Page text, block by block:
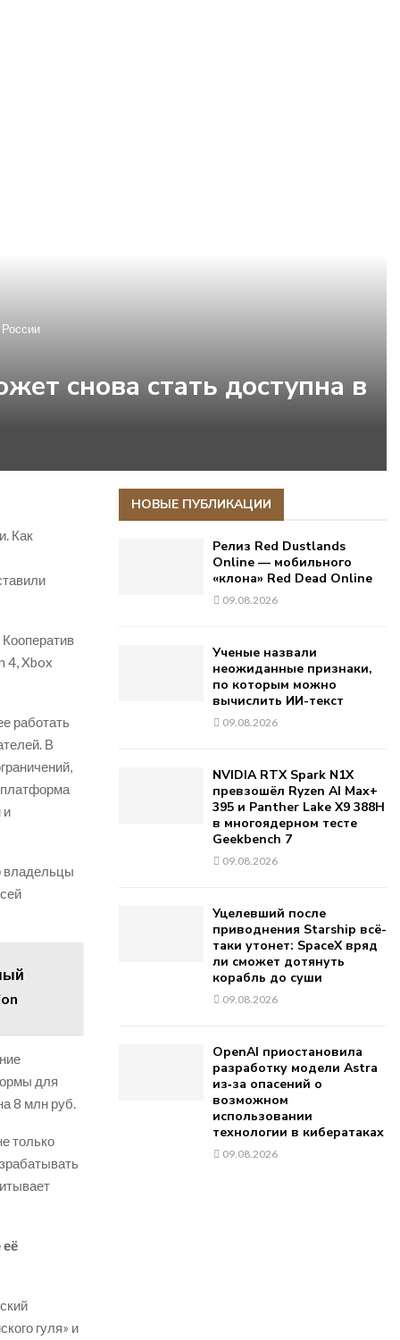
снова стать доступна в
Как
4, Xbox
работать
В
платформа
и
владельцы
для
8 млн руб.
только
гуля» и
НОВЫЕ ПУБЛИКАЦИИ
Релиз Red Dustlands
Online — мобильного
«клона» Red Dead Online
09.08.2026
Ученые назвали
неожиданные признаки,
по которым можно
вычислить ИИ-текст
09.08.2026
NVIDIA RTX Spark N1X
превзошёл Ryzen AI Max+
395 и Panther Lake X9 388H
в многоядерном тесте
Geekbench 7
09.08.2026
Уцелевший после
приводнения Starship всё-
таки утонет: SpaceX вряд
ли сможет дотянуть
корабль до суши
09.08.2026
OpenAI приостановила
разработку модели Astra
из‑за опасений о
возможном
использовании
технологии в кибератаках
09.08.2026